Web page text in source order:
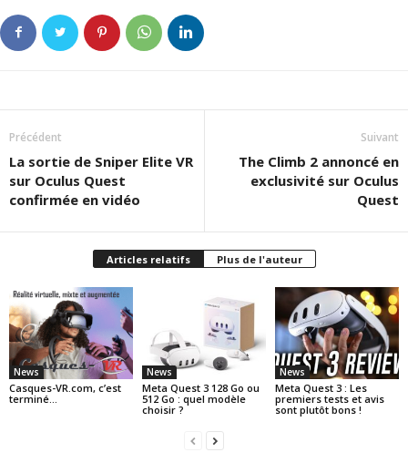
Précédent
La sortie de Sniper Elite VR
sur Oculus Quest
confirmée en vidéo
Suivant
The Climb 2 annoncé en
exclusivité sur Oculus
Quest
Articles relatifs Plus de l'auteur
News
Casques-VR.com, c’est
terminé…
News
Meta Quest 3 128 Go ou
512 Go : quel modèle
choisir ?
News
Meta Quest 3 : Les
premiers tests et avis
sont plutôt bons !